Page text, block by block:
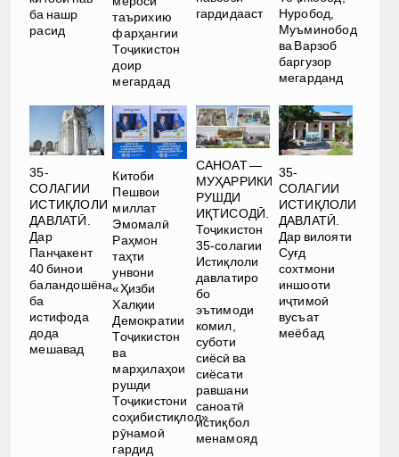
ба нашр
расид
таърихию
фарҳангии
Тоҷикистон
доир
мегардад
гардидааст
Нуробод,
Муъминобод
ва Варзоб
баргузор
мегарданд
35-
СОЛАГИИ
ИСТИҚЛОЛИ
ДАВЛАТӢ.
Дар
Панҷакент
40 бинои
баландошёна
ба
истифода
дода
мешавад
Китоби
Пешвои
миллат
Эмомалӣ
Раҳмон
таҳти
унвони
«Ҳизби
Халқии
Демократии
Тоҷикистон
ва
марҳилаҳои
рушди
Тоҷикистони
соҳибистиқлол»
рӯнамоӣ
гардид
САНОАТ —
МУҲАРРИКИ
РУШДИ
ИҚТИСОДӢ.
Тоҷикистон
35-солагии
Истиқлоли
давлатиро
бо
эътимоди
комил,
суботи
сиёсӣ ва
сиёсати
равшани
саноатӣ
истиқбол
менамояд
35-
СОЛАГИИ
ИСТИҚЛОЛИ
ДАВЛАТӢ.
Дар вилояти
Суғд
сохтмони
иншооти
иҷтимоӣ
вусъат
меёбад